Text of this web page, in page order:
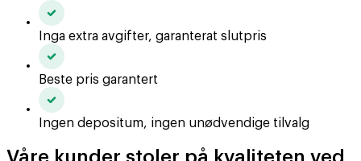
Inga extra avgifter, garanterat slutpris
Beste pris garantert
Ingen depositum, ingen unødvendige tilvalg
Våre kunder stoler på kvaliteten ved